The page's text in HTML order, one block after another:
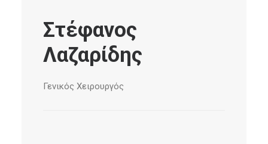
Στέφανος
Λαζαρίδης
Γενικός Χειρουργός